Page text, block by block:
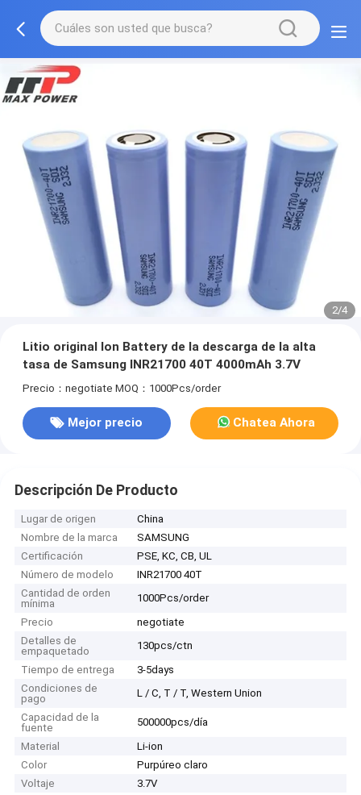
2/4
Litio original Ion Battery de la descarga de la alta
tasa de Samsung INR21700 40T 4000mAh 3.7V
Precio：negotiate MOQ：1000Pcs/order
Mejor precio Chatea Ahora
Descripción De Producto
Lugar de origen
China
Nombre de la marca
SAMSUNG
Certificación
PSE, KC, CB, UL
Número de modelo
INR21700 40T
Cantidad de orden
mínima
1000Pcs/order
Precio
negotiate
Detalles de
empaquetado
130pcs/ctn
Tiempo de entrega
3-5days
Condiciones de
pago
L / C, T / T, Western Union
Capacidad de la
fuente
500000pcs/día
Material
Li-ion
Color
Purpúreo claro
Voltaje
3.7V